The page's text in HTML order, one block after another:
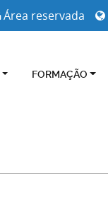
Área reservada
FORMAÇÃO